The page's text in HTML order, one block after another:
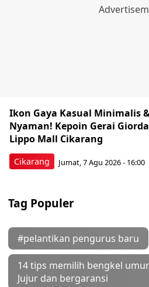
Cikarang
Ikon Gaya Kasual Minimalis
Nyaman! Kepoin Gerai
Lippo Mall Cikarang
Jumat, 7 Agu 2026 - 16:00
Tag Populer
#pelantikan pengurus baru
14 tips memilih bengkel
Jujur dan bergaransi